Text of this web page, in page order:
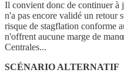
Il convient donc de continuer à
n'a pas encore validé un retour
risque de stagflation conforme
n'offrent aucune marge de
Centrales...
SCÉNARIO ALTERNATIF